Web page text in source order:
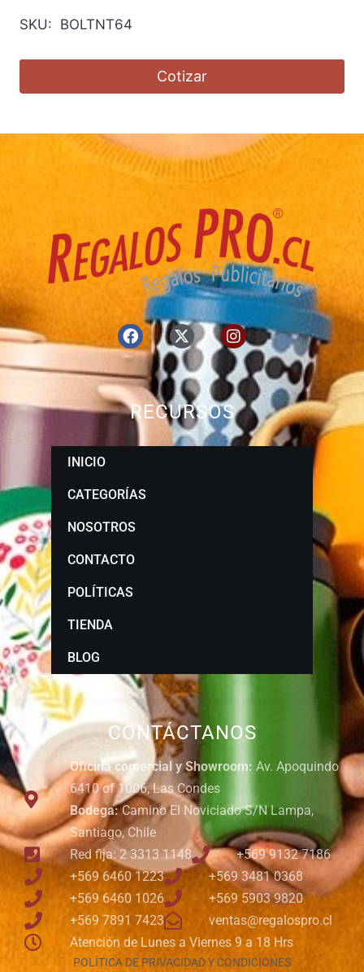
SKU: BOLTNT64
Cotizar
CONTÁCTANOS
Oficina comercial y Showroom: Av. Apoquindo
6410 of 1006, Las Condes
Bodega:Camino El Noviciado S/N Lampa,
Santiago, Chile
Red fija: 2 3313 1148
+569 9132 7186
+569 6460 1223
+569 3481 0368
+569 6460 1026
+569 5903 9820
+569 7891 7423
ventas@regalospro.cl
Atención de Lunes a Viernes 9 a 18 Hrs
POLÍTICA DE PRIVACIDAD Y CONDICIONES
RECURSOS
INICIO
CATEGORÍAS
NOSOTROS
CONTACTO
POLÍTICAS
TIENDA
BLOG